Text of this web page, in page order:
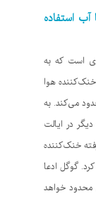
آب استفاده
است که به
هوا
می‌کند. به
در ایالت
خنک‌کننده
گوگل ادعا
خواهد